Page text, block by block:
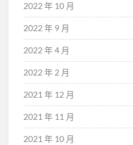
2022 年 10 月
2022 年 9 月
2022 年 4 月
2022 年 2 月
2021 年 12 月
2021 年 11 月
2021 年 10 月